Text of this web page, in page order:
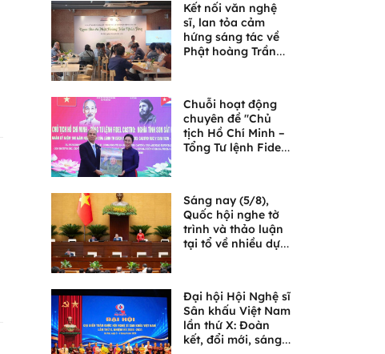
Kết nối văn nghệ
sĩ, lan tỏa cảm
hứng sáng tác về
Phật hoàng Trần
Chuỗi hoạt động
chuyên đề "Chủ
tịch Hồ Chí Minh –
Tổng Tư lệnh Fidel
Sáng nay (5/8),
Quốc hội nghe tờ
trình và thảo luận
tại tổ về nhiều dự
Đại hội Hội Nghệ sĩ
Sân khấu Việt Nam
lần thứ X: Đoàn
kết, đổi mới, sáng